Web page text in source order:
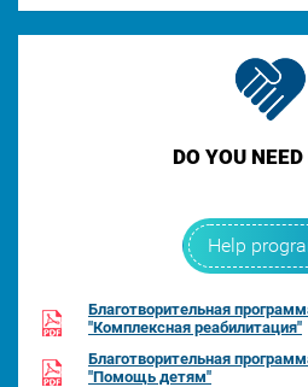
DO YOU
Help
Благотворительная
"Комплексная реабилитация"
Благотворительная
"Помощь детям"